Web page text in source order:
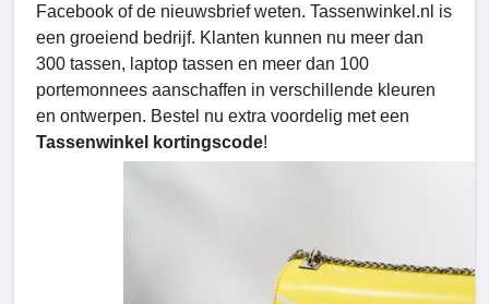
Facebook of de nieuwsbrief weten. Tassenwinkel.nl is
een groeiend bedrijf. Klanten kunnen nu meer dan
300 tassen, laptop tassen en meer dan 100
portemonnees aanschaffen in verschillende kleuren
en ontwerpen. Bestel nu extra voordelig met een
Tassenwinkel kortingscode!